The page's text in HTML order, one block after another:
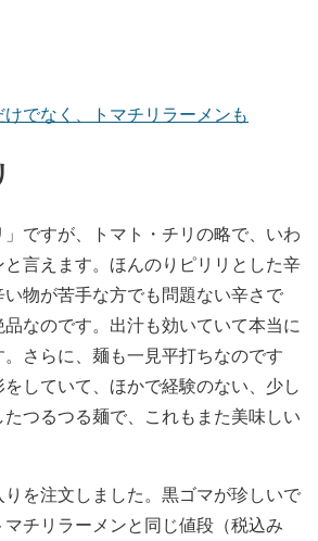
でなく、トマチリラーメンも
ですが、トマト・チリの略で、いわ
言えます。ほんのりピリリとした辛
物が苦手な方でも問題ない辛さで
なのです。出汁も効いていて本当に
さらに、麺も一見平打ちなのです
していて、ほかで経験のない、少し
つるつる麺で、これもまた美味しい
を注文しました。黒ゴマが珍しいで
チリラーメンと同じ値段（税込み